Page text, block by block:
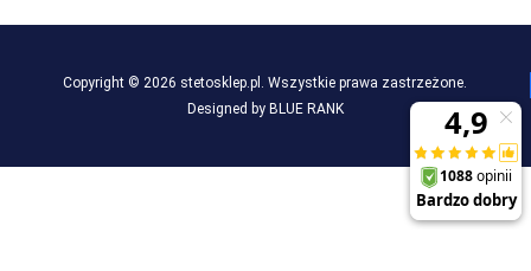
Copyright © 2026 stetosklep.pl. Wszystkie prawa zastrzeżone.
Designed by BLUE RANK